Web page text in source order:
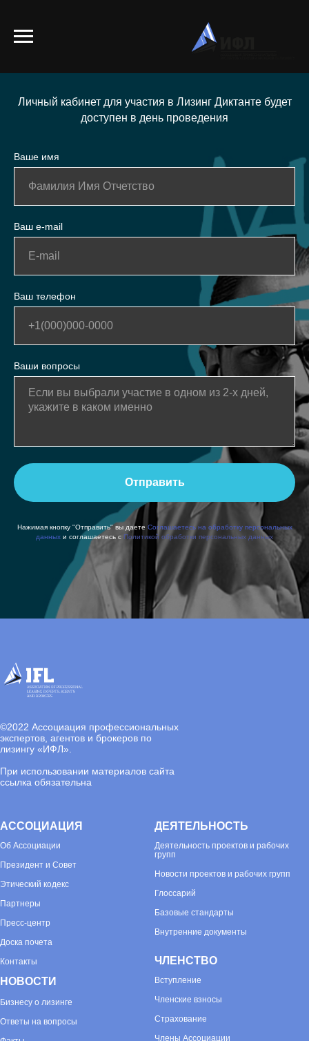
Личный кабинет для участия в Лизинг Диктанте будет
доступен в день проведения
Ваше имя
Ваш e-mail
Ваш телефон
Ваши вопросы
Отправить
Нажимая кнопку "Отправить" вы даете Соглашаетесь на обработку персональных
данных и соглашаетесь с Политикой обработки персональных данных
©2022 Ассоциация профессиональных
экспертов, агентов и брокеров по
лизингу «ИФЛ».
При использовании материалов сайта
ссылка обязательна
АССОЦИАЦИЯ
Об Ассоциации
Президент и Совет
Этический кодекс
Партнеры
Пресс-центр
Доска почета
Контакты
НОВОСТИ
Бизнесу о лизинге
Ответы на вопросы
ДЕЯТЕЛЬНОСТЬ
Деятельность проектов и рабочих
групп
Новости проектов и рабочих групп
Глоссарий
Базовые стандарты
Внутренние документы
ЧЛЕНСТВО
Вступление
Членские взносы
Страхование
Члены Ассоциации